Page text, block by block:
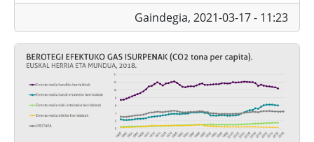
Gaindegia, 2021-03-17 - 11:23